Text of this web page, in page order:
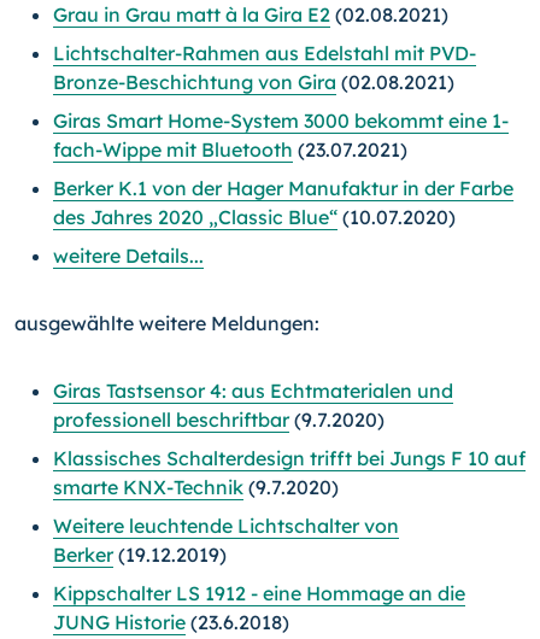
Grau in Grau matt à la Gira E2 (02.08.2021)
Lichtschalter-Rahmen aus Edelstahl mit PVD-
Bronze-Beschichtung von Gira (02.08.2021)
Giras Smart Home-System 3000 bekommt eine 1-
fach-Wippe mit Bluetooth (23.07.2021)
Berker K.1 von der Hager Manufaktur in der Farbe
des Jahres 2020 „Classic Blue“ (10.07.2020)
weitere Details...
ausgewählte weitere Meldungen:
Giras Tastsensor 4: aus Echtmaterialen und
professionell beschriftbar(9.7.2020)
Klassisches Schalterdesign trifft bei Jungs F 10 auf
smarte KNX-Technik (9.7.2020)
Weitere leuchtende Lichtschalter von
Berker(19.12.2019)
Kippschalter LS 1912 - eine Hommage an die
JUNG Historie (23.6.2018)